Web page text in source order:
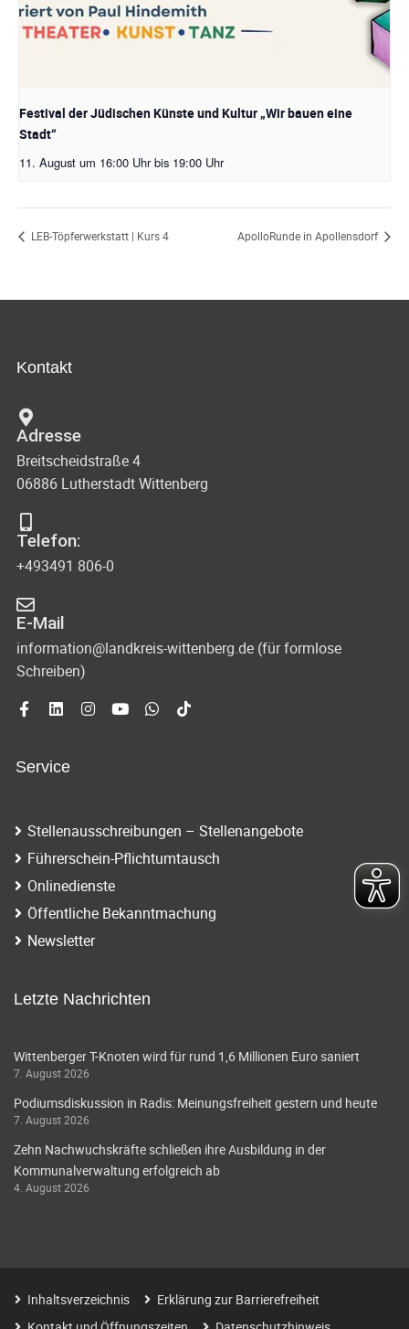
Festival der Jüdischen Künste und Kultur „Wir bauen eine
Stadt“
11. August um 16:00 Uhr bis 19:00 Uhr
LEB-Töpferwerkstatt | Kurs 4 ApolloRunde in Apollensdorf
Kontakt
Adresse
Breitscheidstraße 4
06886 Lutherstadt Wittenberg
Telefon:
+493491 806-0
E-Mail
information@landkreis-wittenberg.de (für formlose
Schreiben)
Service
Stellenausschreibungen – Stellenangebote
Führerschein-Pflichtumtausch
Onlinedienste
Öffentliche Bekanntmachung
Newsletter
Letzte Nachrichten
Wittenberger T-Knoten wird für rund 1,6 Millionen Euro saniert
7. August 2026
Podiumsdiskussion in Radis: Meinungsfreiheit gestern und heute
7. August 2026
Zehn Nachwuchskräfte schließen ihre Ausbildung in der
Kommunalverwaltung erfolgreich ab
4. August 2026
Inhaltsverzeichnis
Erklärung zur Barrierefreiheit